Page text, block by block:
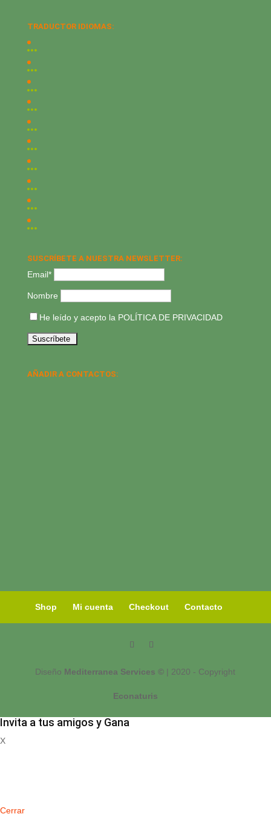
TRADUCTOR IDIOMAS:
SUSCRÍBETE A NUESTRA NEWSLETTER:
Email*
Nombre
He leído y acepto la POLÍTICA DE PRIVACIDAD
AÑADIR A CONTACTOS:
Shop Mi cuenta Checkout Contacto
Diseño Mediterranea Services © | 2020 - Copyright
Econaturis
Invita a tus amigos y Gana
X
Cerrar